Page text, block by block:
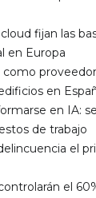
fijan las
en Europa
como
en
en IA:
de trabajo
el
el